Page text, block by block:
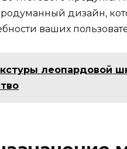
дизайн,
ваших
леопардовой